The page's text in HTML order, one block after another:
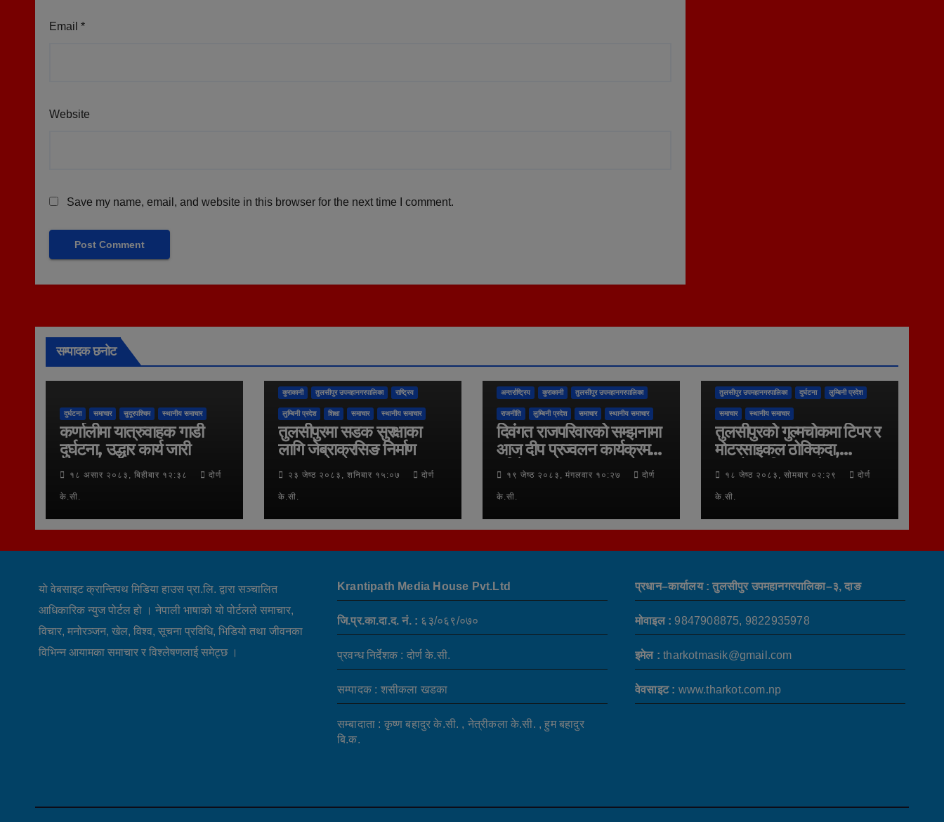
Email *
Website
Save my name, email, and website in this browser for the next time I comment.
सम्पादक छनोट
दुर्घटना समाचार सुदूरपश्चिम स्थानीय समाचार
कर्णालीमा यात्रुवाहक गाडी
दुर्घटना, उद्धार कार्य जारी
१८ असार २०८३, बिहीबार १२:३८ दोर्ण
के.सी.
कुराकानी तुलसीपुर उपमहानगरपालिका राष्ट्रिय
लुम्बिनी प्रदेश शिक्षा समाचार स्थानीय समाचार
तुलसीपुरमा सडक सुरक्षाका
लागि जेब्राक्रसिङ निर्माण
२३ जेष्ठ २०८३, शनिबार १५:०७ दोर्ण
के.सी.
अन्तर्राष्ट्रिय कुराकानी तुलसीपुर उपमहानगरपालिका
राजनीति लुम्बिनी प्रदेश समाचार स्थानीय समाचार
दिवंगत राजपरिवारको सम्झनामा
आज दीप प्रज्वलन कार्यक्रम
गरिने
१९ जेष्ठ २०८३, मंगलवार १०:२७ दोर्ण
के.सी.
तुलसीपुर उपमहानगरपालिका दुर्घटना लुम्बिनी प्रदेश
समाचार स्थानीय समाचार
तुलसीपुरको गुल्मचोकमा टिपर र
मोटरसाइकल ठोक्किदा,
बावुछोरा गम्भिर घाइते,
नेपालगन्ज रिफर
१८ जेष्ठ २०८३, सोमबार ०२:२९ दोर्ण
के.सी.
यो वेबसाइट क्रान्तिपथ मिडिया हाउस प्रा.लि. द्वारा सञ्चालित
आधिकारिक न्युज पोर्टल हो । नेपाली भाषाको यो पोर्टलले समाचार,
विचार, मनोरञ्जन, खेल, विश्व, सूचना प्रविधि, भिडियो तथा जीवनका
विभिन्न आयामका समाचार र विश्लेषणलाई समेट्छ ।
Krantipath Media House Pvt.Ltd
जि.प्र.का.दा.द. नं. : ६३/०६९/०७०
प्रवन्ध निर्देशक : दोर्ण के.सी.
सम्पादक : शसीकला खडका
सम्बादाता : कृष्ण बहादुर के.सी. , नेत्रीकला के.सी. , हुम बहादुर
बि.क.
प्रधान–कार्यालय : तुलसीपुर उपमहानगरपालिका–३, दाङ
मोवाइल : 9847908875, 9822935978
इमेल :tharkotmasik@gmail.com
वेवसाइट : www.tharkot.com.np